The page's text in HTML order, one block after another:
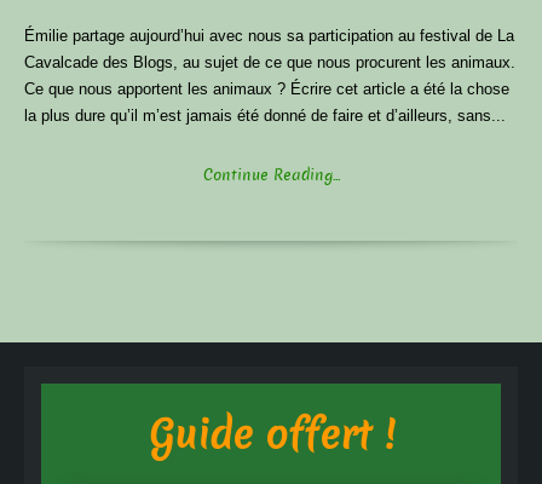
Émilie partage aujourd’hui avec nous sa participation au festival de La
Cavalcade des Blogs, au sujet de ce que nous procurent les animaux.
Ce que nous apportent les animaux ? Écrire cet article a été la chose
la plus dure qu’il m’est jamais été donné de faire et d’ailleurs, sans...
Continue Reading...
Guide offert !